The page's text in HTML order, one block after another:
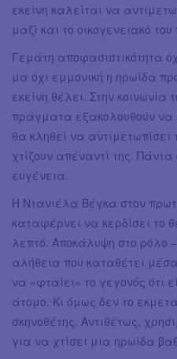
εκείνη καλείται να
μαζί και το οικογενειακό
Γεμάτη αποφασιστικότητα
μα όχι εμμονική η ηρωίδα
εκείνη θέλει. Στην
πράγματα εξακολουθούν να
θα κληθεί να αντιμετωπίσει
χτίζουν απέναντί της.
ευγένεια.
Η Ντανιέλα Βέγκα στον
καταφέρνει να κερδίσει το
λεπτό. Αποκάλυψη στο ρόλο
αλήθεια που καταθέτει
να «φταίει» το γεγονός ότι
άτομο. Κι όμως δεν το
σκηνοθέτης. Αντιθέτως,
για να χτίσει μια ηρωίδα